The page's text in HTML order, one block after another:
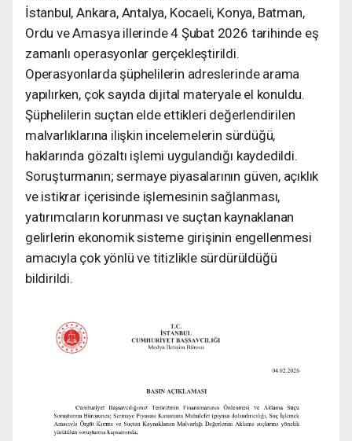
İstanbul, Ankara, Antalya, Kocaeli, Konya, Batman,
Ordu ve Amasya illerinde 4 Şubat 2026 tarihinde eş
zamanlı operasyonlar gerçekleştirildi.
Operasyonlarda şüphelilerin adreslerinde arama
yapılırken, çok sayıda dijital materyale el konuldu.
Şüphelilerin suçtan elde ettikleri değerlendirilen
malvarlıklarına ilişkin incelemelerin sürdüğü,
haklarında gözaltı işlemi uygulandığı kaydedildi.
Soruşturmanın; sermaye piyasalarının güven, açıklık
ve istikrar içerisinde işlemesinin sağlanması,
yatırımcıların korunması ve suçtan kaynaklanan
gelirlerin ekonomik sisteme girişinin engellenmesi
amacıyla çok yönlü ve titizlikle sürdürüldüğü
bildirildi.